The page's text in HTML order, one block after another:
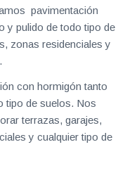
pavimentación
y pulido de todo tipo de
zonas residenciales y
con hormigón tanto
tipo de suelos. Nos
terrazas, garajes,
y cualquier tipo de